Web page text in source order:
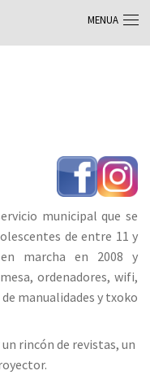
municipal que se
de entre 11 y
marcha en 2008 y
ordenadores, wifi,
manualidades y txoko
rincón de revistas, un
MENUA